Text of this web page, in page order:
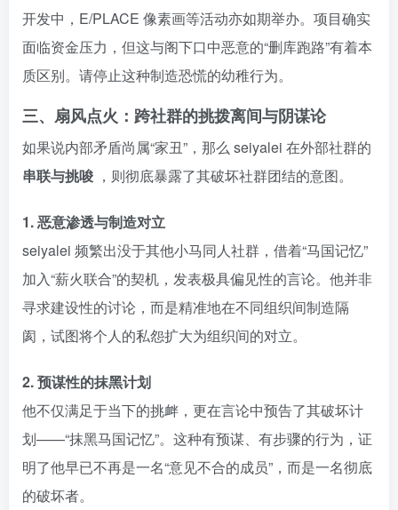
开发中，E/PLACE 像素画等活动亦如期举办。项目确实
面临资金压力，但这与阁下口中恶意的“删库跑路”有着本
质区别。请停止这种制造恐慌的幼稚行为。
三、扇风点火：跨社群的挑拨离间与阴谋论
如果说内部矛盾尚属“家丑”，那么 seiyalei 在外部社群的
串联与挑唆 ，则彻底暴露了其破坏社群团结的意图。
1. 恶意渗透与制造对立
seiyalei 频繁出没于其他小马同人社群，借着“马国记忆”
加入“薪火联合”的契机，发表极具偏见性的言论。他并非
寻求建设性的讨论，而是精准地在不同组织间制造隔
阂，试图将个人的私怨扩大为组织间的对立。
2. 预谋性的抹黑计划
他不仅满足于当下的挑衅，更在言论中预告了其破坏计
划——“抹黑马国记忆”。这种有预谋、有步骤的行为，证
明了他早已不再是一名“意见不合的成员”，而是一名彻底
的破坏者。